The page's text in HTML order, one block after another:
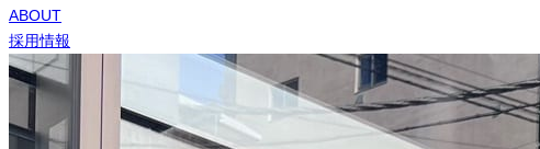
ABOUT
採用情報